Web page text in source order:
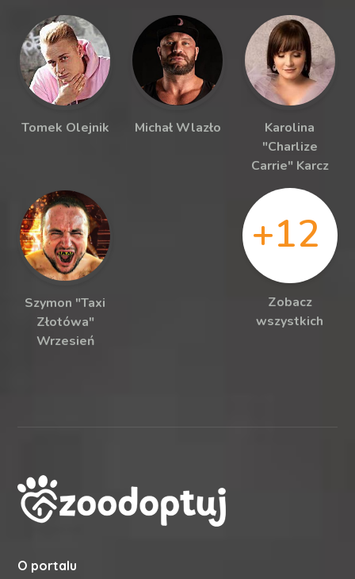
Tomek Olejnik Michał Wlazło
Karolina
"Charlize
Carrie" Karcz
Szymon "Taxi
Złotówa"
Wrzesień
+12
Zobacz
wszystkich
O portalu